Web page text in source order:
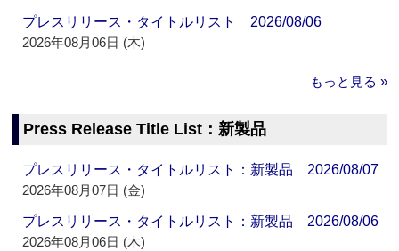
プレスリリース・タイトルリスト 2026/08/06
2026年08月06日 (木)
もっと見る »
Press Release Title List：新製品
プレスリリース・タイトルリスト：新製品 2026/08/07
2026年08月07日 (金)
プレスリリース・タイトルリスト：新製品 2026/08/06
2026年08月06日 (木)